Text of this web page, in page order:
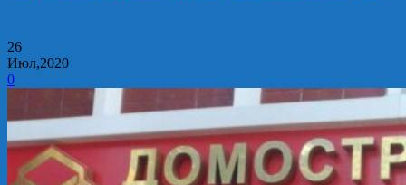
26
Июл,2020
0